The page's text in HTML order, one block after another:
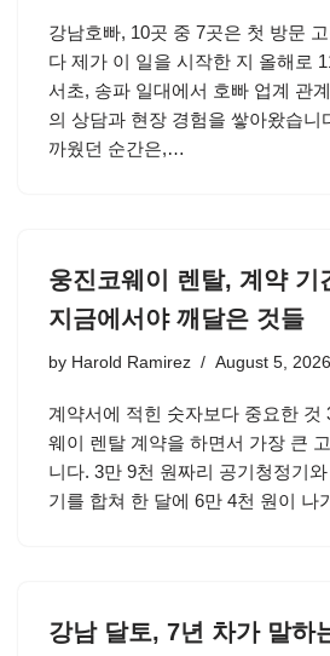
강남호빠, 10곳 중 7곳은 첫 방문
다 제가 이 일을 시작한 지 올해로
서초, 송파 일대에서 호빠 업계 관
의 상담과 현장 경험을 쌓아왔습니
까웠던 순간은,…
웅진코웨이 렌탈, 계약 기
지금에서야 깨달은 것들
by Harold Ramirez August 5, 2026
계약서에 적힌 숫자보다 중요한 것
웨이 렌탈 계약을 하면서 가장 큰 고
니다. 3만 9천 원짜리 공기청정기
기를 합쳐 한 달에 6만 4천 원이 나
강남 달토, 7년 차가 말하